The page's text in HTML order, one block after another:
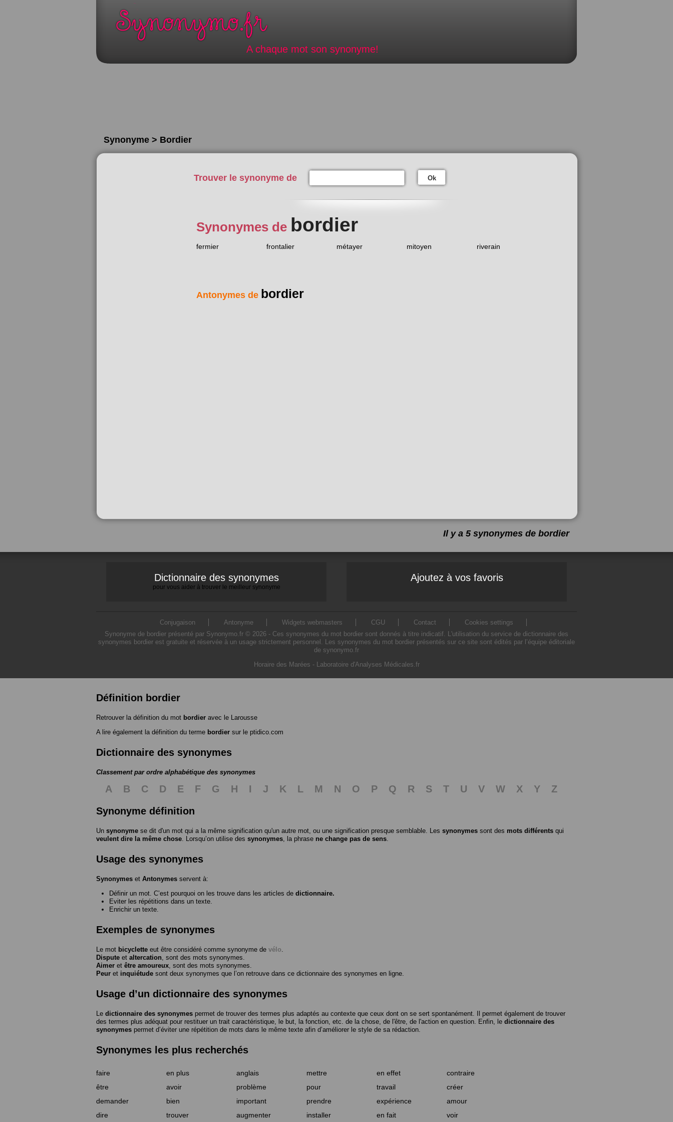
A chaque mot son synonyme!
Synonyme > Bordier
Trouver le synonyme de Ok
Synonymes de bordier
fermier frontalier métayer mitoyen riverain
Antonymes de bordier
Il y a 5 synonymes de bordier
Dictionnaire des synonymes
pour vous aider à trouver le meilleur synonyme
Ajoutez à vos favoris
Conjugaison Antonyme Widgets webmasters CGU Contact
Cookies settings
Synonyme de bordier présenté par Synonymo.fr © 2026 - Ces synonymes du mot bordier sont donnés à titre indicatif. L'utilisation du service de dictionnaire des
synonymes bordier est gratuite et réservée à un usage strictement personnel. Les synonymes du mot bordier présentés sur ce site sont édités par l’équipe éditoriale
de synonymo.fr
Horaire des Marées - Laboratoire d'Analyses Médicales.fr
Définition bordier
Retrouver la définition du mot bordier avec le Larousse
A lire également la définition du terme bordier sur le ptidico.com
Dictionnaire des synonymes
Classement par ordre alphabétique des synonymes
A B C D E F G H I J K L M N O P Q R S T U V W X Y
Z
Synonyme définition
Un synonyme se dit d'un mot qui a la même signification qu'un autre mot, ou une signification presque semblable. Les synonymes sont des mots différents qui
veulent dire la même chose . Lorsqu’on utilise des synonymes , la phrase ne change pas de sens
Usage des synonymes
Synonymes et Antonymes servent à:
Définir un mot. C’est pourquoi on les trouve dans les articles de dictionnaire.
Eviter les répétitions dans un texte.
Enrichir un texte.
Exemples de synonymes
Le mot bicyclette eut être considéré comme synonyme de vélo
Dispute et altercation , sont des mots synonymes.
Aimer et être amoureux , sont des mots synonymes.
Peur et inquiétude sont deux synonymes que l’on retrouve dans ce dictionnaire des synonymes en ligne.
Usage d’un dictionnaire des synonymes
Le dictionnaire des synonymes permet de trouver des termes plus adaptés au contexte que ceux dont on se sert spontanément. Il permet également de trouver
des termes plus adéquat pour restituer un trait caractéristique, le but, la fonction, etc. de la chose, de l'être, de l'action en question. Enfin, le dictionnaire des
synonymes permet d’éviter une répétition de mots dans le même texte afin d’améliorer le style de sa rédaction.
Synonymes les plus recherchés
faire en plus anglais mettre en effet
contraire
être
avoir problème pour travail
créer
demander
bien important prendre expérience
amour
dire
trouver augmenter installer en fait voir